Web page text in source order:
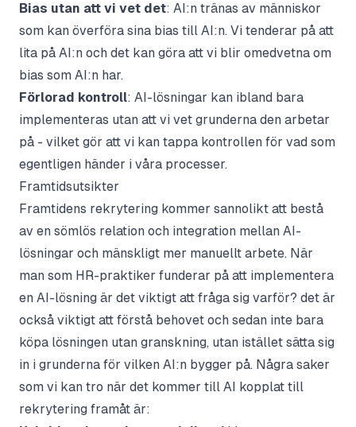
Bias utan att vi vet det: AI:n tränas av människor
som kan överföra sina bias till AI:n. Vi tenderar på att
lita på AI:n och det kan göra att vi blir omedvetna om
bias som AI:n har.
Förlorad kontroll: AI-lösningar kan ibland bara
implementeras utan att vi vet grunderna den arbetar
på - vilket gör att vi kan tappa kontrollen för vad som
egentligen händer i våra processer.
Framtidsutsikter
Framtidens rekrytering kommer sannolikt att bestå
av en sömlös relation och integration mellan AI-
lösningar och mänskligt mer manuellt arbete. När
man som HR-praktiker funderar på att implementera
en AI-lösning är det viktigt att fråga sig varför? det är
också viktigt att förstå behovet och sedan inte bara
köpa lösningen utan granskning, utan istället sätta sig
in i grunderna för vilken AI:n bygger på. Några saker
som vi kan tro när det kommer till AI kopplat till
rekrytering framåt är: